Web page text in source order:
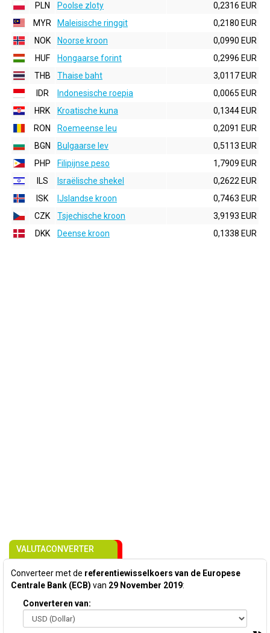
PLN
Poolse zloty
0,2316 EUR
MYR
Maleisische ringgit
0,2180 EUR
NOK
Noorse kroon
0,0990 EUR
HUF
Hongaarse forint
0,2996 EUR
THB
Thaise baht
3,0117 EUR
IDR
Indonesische roepia
0,0065 EUR
HRK
Kroatische kuna
0,1344 EUR
RON
Roemeense leu
0,2091 EUR
BGN
Bulgaarse lev
0,5113 EUR
PHP
Filipijnse peso
1,7909 EUR
ILS
Israëlische shekel
0,2622 EUR
ISK
IJslandse kroon
0,7463 EUR
CZK
Tsjechische kroon
3,9193 EUR
DKK
Deense kroon 0,1338 EUR
VALUTACONVERTER
Converteer met de referentiewisselkoers van de Europese
Centrale Bank (ECB) van 29 November 2019:
Converteren van: